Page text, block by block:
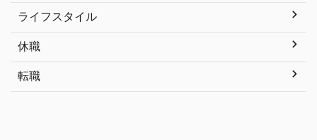
ライフスタイル
休職
転職